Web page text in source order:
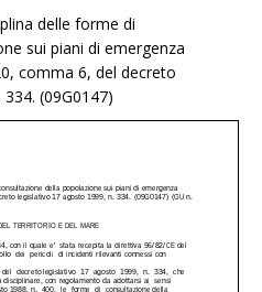
delle forme di
sui piani di emergenza
comma 6, del decreto
(09G0147)